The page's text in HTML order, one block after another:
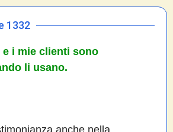
1332
i mie clienti sono
li usano.
anche nella